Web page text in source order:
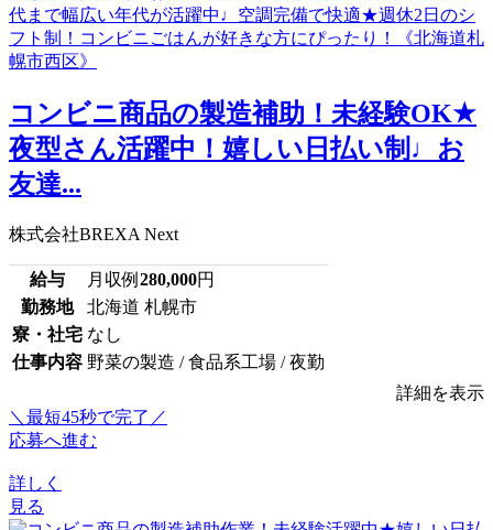
コンビニ商品の製造補助！未経験OK★
夜型さん活躍中！嬉しい日払い制♩お
友達...
株式会社BREXA Next
給与 月収例 280,000円
勤務地
北海道 札幌市
寮・社宅 なし
仕事内容 野菜の製造 / 食品系工場 / 夜勤
詳細を表示
＼最短45秒で完了／
応募へ進む
詳しく
見る